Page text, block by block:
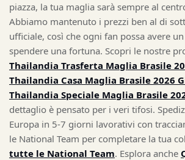
piazza, la tua maglia sarà sempre al
Abbiamo mantenuto i prezzi ben al di
ufficiale, così che ogni fan possa avere un
spendere una fortuna. Scopri le nostre
Thailandia Trasferta Maglia Brasile
Thailandia Casa Maglia Brasile 2026
Thailandia Speciale Maglia Brasile
dettaglio è pensato per i veri tifosi.
Europa in 5-7 giorni lavorativi con
le National Team per completare la tua
tutte le National Team. Esplora anche